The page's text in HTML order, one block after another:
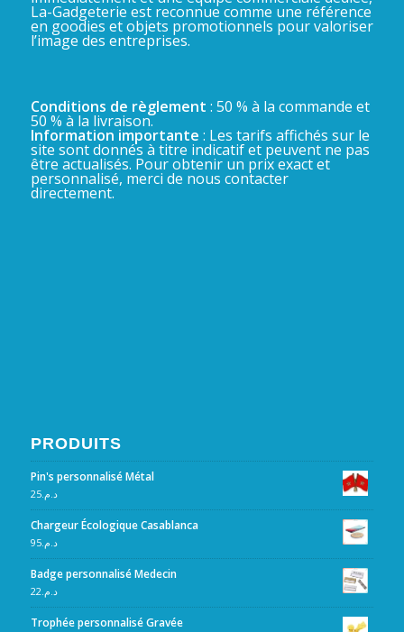
La-Gadgeterie est reconnue comme une référence
en goodies et objets promotionnels pour valoriser
l’image des entreprises.
Conditions de règlement : 50 % à la commande et
50 % à la livraison.
Information importante : Les tarifs affichés sur le
site sont donnés à titre indicatif et peuvent ne pas
être actualisés. Pour obtenir un prix exact et
personnalisé, merci de nous contacter
directement.
PRODUITS
Pin's personnalisé Métal
د.م.25
Chargeur Écologique Casablanca
د.م.95
Badge personnalisé Medecin
د.م.22
Trophée personnalisé Gravée